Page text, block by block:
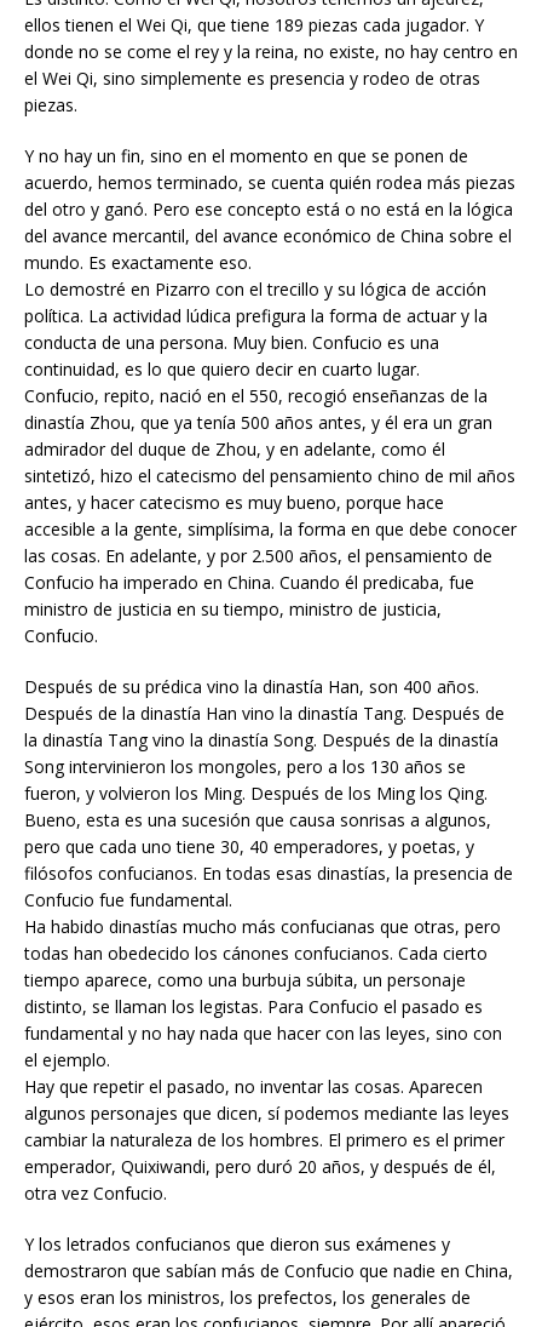
ellos tienen el Wei Qi, que tiene 189 piezas cada jugador. Y
donde no se come el rey y la reina, no existe, no hay centro en
el Wei Qi, sino simplemente es presencia y rodeo de otras
piezas.
Y no hay un fin, sino en el momento en que se ponen de
acuerdo, hemos terminado, se cuenta quién rodea más piezas
del otro y ganó. Pero ese concepto está o no está en la lógica
del avance mercantil, del avance económico de China sobre el
mundo. Es exactamente eso.
Lo demostré en Pizarro con el trecillo y su lógica de acción
política. La actividad lúdica prefigura la forma de actuar y la
conducta de una persona. Muy bien. Confucio es una
continuidad, es lo que quiero decir en cuarto lugar.
Confucio, repito, nació en el 550, recogió enseñanzas de la
dinastía Zhou, que ya tenía 500 años antes, y él era un gran
admirador del duque de Zhou, y en adelante, como él
sintetizó, hizo el catecismo del pensamiento chino de mil años
antes, y hacer catecismo es muy bueno, porque hace
accesible a la gente, simplísima, la forma en que debe conocer
las cosas. En adelante, y por 2.500 años, el pensamiento de
Confucio ha imperado en China. Cuando él predicaba, fue
ministro de justicia en su tiempo, ministro de justicia,
Confucio.
Después de su prédica vino la dinastía Han, son 400 años.
Después de la dinastía Han vino la dinastía Tang. Después de
la dinastía Tang vino la dinastía Song. Después de la dinastía
Song intervinieron los mongoles, pero a los 130 años se
fueron, y volvieron los Ming. Después de los Ming los Qing.
Bueno, esta es una sucesión que causa sonrisas a algunos,
pero que cada uno tiene 30, 40 emperadores, y poetas, y
filósofos confucianos. En todas esas dinastías, la presencia de
Confucio fue fundamental.
Ha habido dinastías mucho más confucianas que otras, pero
todas han obedecido los cánones confucianos. Cada cierto
tiempo aparece, como una burbuja súbita, un personaje
distinto, se llaman los legistas. Para Confucio el pasado es
fundamental y no hay nada que hacer con las leyes, sino con
el ejemplo.
Hay que repetir el pasado, no inventar las cosas. Aparecen
algunos personajes que dicen, sí podemos mediante las leyes
cambiar la naturaleza de los hombres. El primero es el primer
emperador, Quixiwandi, pero duró 20 años, y después de él,
otra vez Confucio.
Y los letrados confucianos que dieron sus exámenes y
demostraron que sabían más de Confucio que nadie en China,
y esos eran los ministros, los prefectos, los generales de